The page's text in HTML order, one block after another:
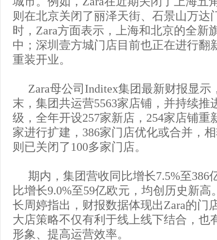
则在北京关闭了丽泽天街、石景山万达
时，Zara方面表示，上海和北京的全新
中；深圳壹方城门店目前也正在进行翻
重装开业。
Zara母公司Inditex集团最新财报显示
末，集团共运营5563家店铺，并持续推
级，全年开设257家新店，254家店铺重
家进行扩建，386家门店优化或合并，
则已关闭了100多家门店。
期内，集团营收同比增长7.5%至386
比增长9.0%至59亿欧元，均创历史新高
长周婷指出，财报数据体现出Zara的门
大店策略不仅有利于线上线下结合，也
形象、提高运营效率。